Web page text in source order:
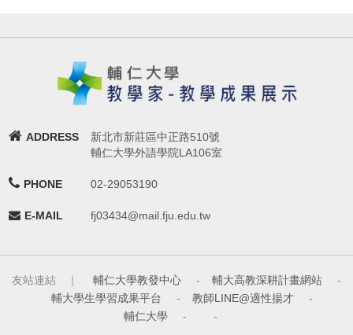
ADDRESS
新北市新莊區中正路510號
輔仁大學外語學院LA106室
PHONE 02-29053190
E-MAIL fj03434@mail.fju.edu.tw
友站連結 ｜ 輔仁大學教發中心 - 輔大高教深耕計畫網站
-
輔大學生學習成果平台
- 教師LINE@適性揚才
-
輔仁大學
- -